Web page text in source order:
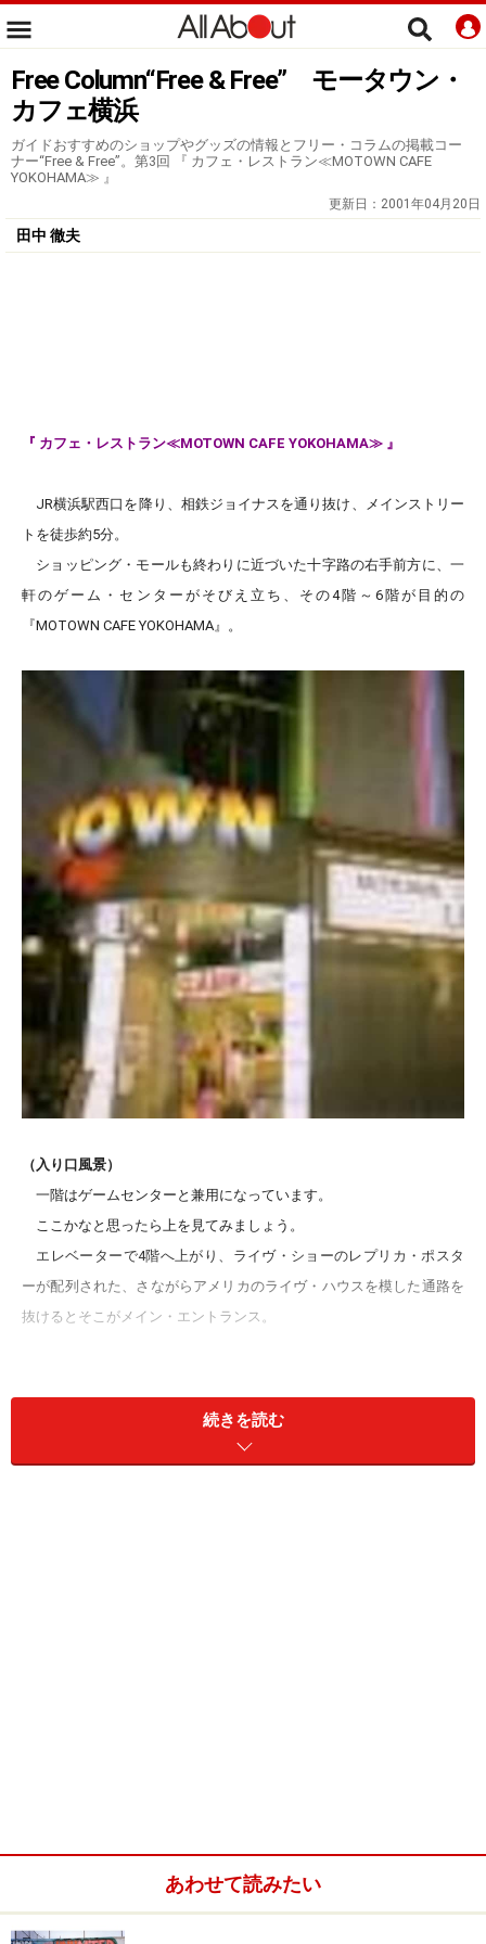
Free Column“Free & Free” モータウン・
カフェ横浜
ガイドおすすめのショップやグッズの情報とフリー・コラムの掲載コー
ナー“Free & Free”。第3回 『 カフェ・レストラン≪MOTOWN CAFE
YOKOHAMA≫ 』
更新日： 2001年04月20日
田中 徹夫
『 カフェ・レストラン≪MOTOWN CAFE YOKOHAMA≫ 』
JR横浜駅西口を降り、相鉄ジョイナスを通り抜け、メインストリー
トを徒歩約5分。
ショッピング・モールも終わりに近づいた十字路の右手前方に、一
軒のゲーム・センターがそびえ立ち、その4階～6階が目的の
『MOTOWN CAFE YOKOHAMA』。
（入り口風景）
一階はゲームセンターと兼用になっています。
ここかなと思ったら上を見てみましょう。
エレベーターで4階へ上がり、ライヴ・ショーのレプリカ・ポスタ
ーが配列された、さながらアメリカのライヴ・ハウスを模した通路を
抜けるとそこがメイン・エントランス。
もちろん店内のムードを高めるBGMは、往年のモータウン・サウン
続きを読む
あわせて読みたい